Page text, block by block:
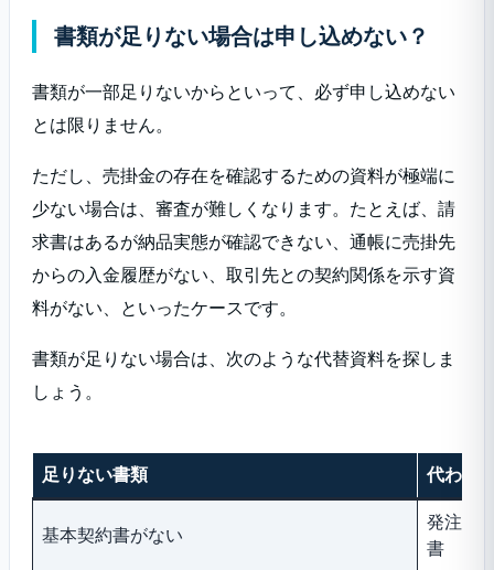
書類が足りない場合は申し込めない？
書類が一部足りないからといって、必ず申し込めない
とは限りません。
ただし、売掛金の存在を確認するための資料が極端に
少ない場合は、審査が難しくなります。たとえば、請
求書はあるが納品実態が確認できない、通帳に売掛先
からの入金履歴がない、取引先との契約関係を示す資
料がない、といったケースです。
書類が足りない場合は、次のような代替資料を探しま
しょう。
足りない書類 代わり
基本契約書がない
発注書
書